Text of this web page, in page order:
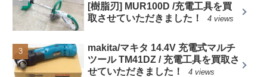
[樹脂刃] MUR100D /充電工具を買
取させていただきました！
4 views
makita/マキタ 14.4V 充電式マルチ
ツール TM41DZ / 充電工具を買取さ
せていただきました！
4 views